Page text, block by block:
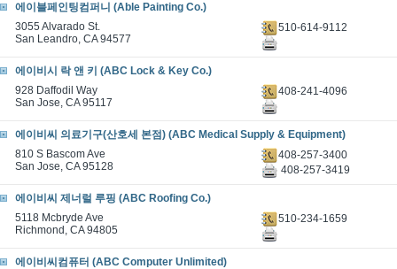
에이블페인팅컴퍼니 (Able Painting Co.)
3055 Alvarado St.
San Leandro, CA 94577
510-614-9112
에이비시 락 앤 키 (ABC Lock & Key Co.)
928 Daffodil Way
San Jose, CA 95117
408-241-4096
에이비씨 의료기구(산호세 본점) (ABC Medical Supply & Equipment)
810 S Bascom Ave
San Jose, CA 95128
408-257-3400
408-257-3419
에이비씨 제너럴 루핑 (ABC Roofing Co.)
5118 Mcbryde Ave
Richmond, CA 94805
510-234-1659
에이비씨컴퓨터 (ABC Computer Unlimited)